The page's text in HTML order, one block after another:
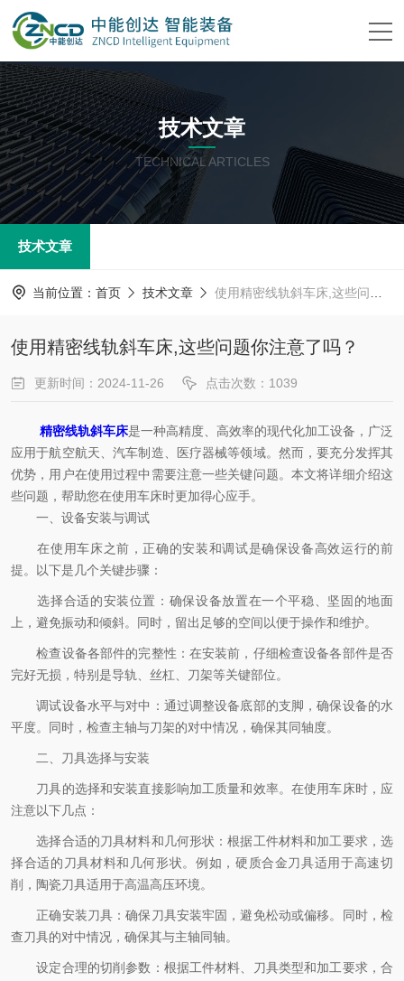
技术文章
TECHNICAL ARTICLES
技术文章
当前位置： 首页 技术文章 使用精密线轨斜车床,这些问题你注意了吗？
使用精密线轨斜车床,这些问题你注意了吗？
更新时间：2024-11-26 点击次数：1039
精密线轨斜车床是一种高精度、高效率的现代化加工设备，广泛
应用于航空航天、汽车制造、医疗器械等领域。然而，要充分发挥其
优势，用户在使用过程中需要注意一些关键问题。本文将详细介绍这
些问题，帮助您在使用车床时更加得心应手。
一、设备安装与调试
在使用车床之前，正确的安装和调试是确保设备高效运行的前
提。以下是几个关键步骤：
选择合适的安装位置：确保设备放置在一个平稳、坚固的地面
上，避免振动和倾斜。同时，留出足够的空间以便于操作和维护。
检查设备各部件的完整性：在安装前，仔细检查设备各部件是否
完好无损，特别是导轨、丝杠、刀架等关键部位。
调试设备水平与对中：通过调整设备底部的支脚，确保设备的水
平度。同时，检查主轴与刀架的对中情况，确保其同轴度。
二、刀具选择与安装
刀具的选择和安装直接影响加工质量和效率。在使用车床时，应
注意以下几点：
选择合适的刀具材料和几何形状：根据工件材料和加工要求，选
择合适的刀具材料和几何形状。例如，硬质合金刀具适用于高速切
削，陶瓷刀具适用于高温高压环境。
正确安装刀具：确保刀具安装牢固，避免松动或偏移。同时，检
查刀具的对中情况，确保其与主轴同轴。
设定合理的切削参数：根据工件材料、刀具类型和加工要求，合